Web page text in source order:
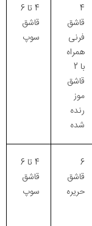
4
قاشق
فرنی
همراه
با 2
قاشق
موز
رنده
شده
4 تا 6
قاشق
سوپ
6
قاشق
حریره
4 تا 6
قاشق
سوپ